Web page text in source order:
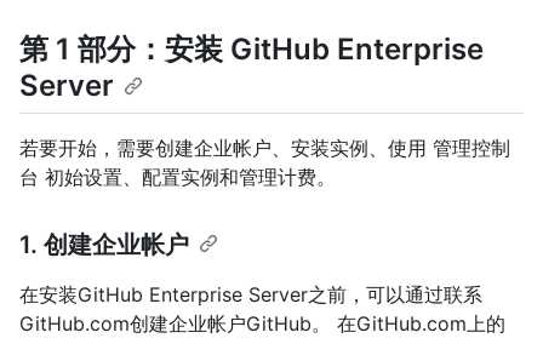
第 1 部分：安装 GitHub Enterprise
Server
若要开始，需要创建企业帐户、安装实例、使用 管理控制
台 初始设置、配置实例和管理计费。
1. 创建企业帐户
在安装GitHub Enterprise Server之前，可以通过联系
GitHub.com创建企业帐户GitHub。 在GitHub.com上的